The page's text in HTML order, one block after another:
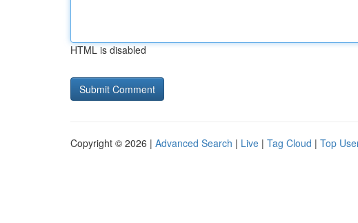
HTML is disabled
Copyright © 2026 | Advanced Search | Live | Tag Cloud | Top